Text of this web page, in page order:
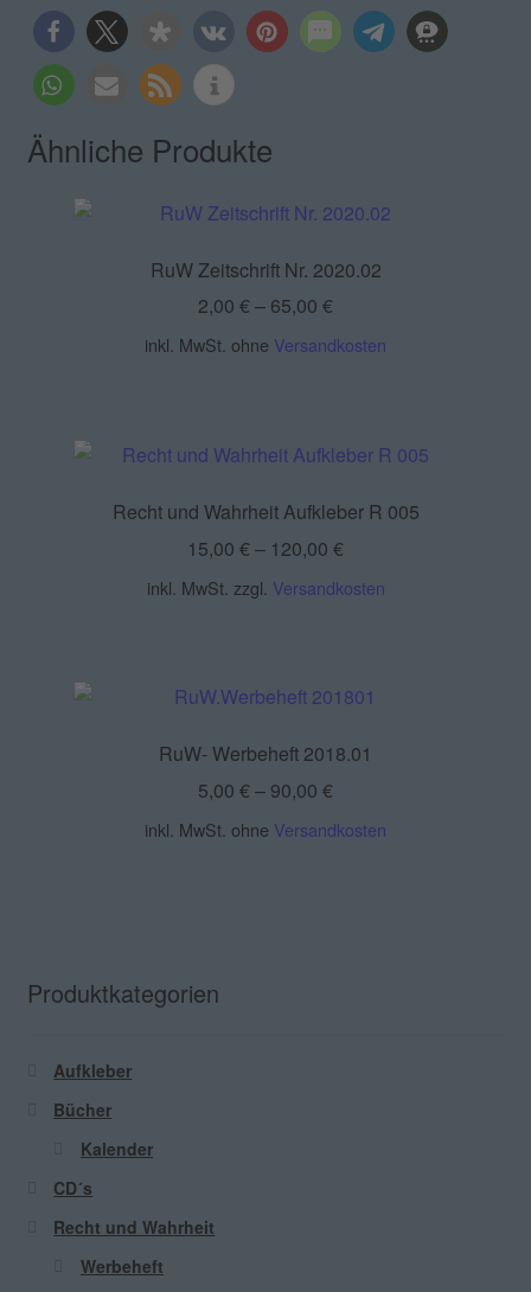
Ähnliche Produkte
RuW Zeitschrift Nr. 2020.02
2,00 €– 65,00 €
inkl. MwSt. ohne Versandkosten
Recht und Wahrheit Aufkleber R 005
15,00 €– 120,00 €
inkl. MwSt. zzgl. Versandkosten
RuW- Werbeheft 2018.01
5,00 €– 90,00 €
inkl. MwSt. ohne Versandkosten
Produktkategorien
Aufkleber
Bücher
Kalender
CD´s
Recht und Wahrheit
Werbeheft